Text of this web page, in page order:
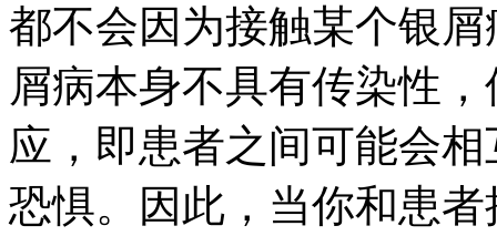
都不会因为接触某个银
屑病本身不具有传染性
应，即患者之间可能会
恐惧。因此，当你和患者